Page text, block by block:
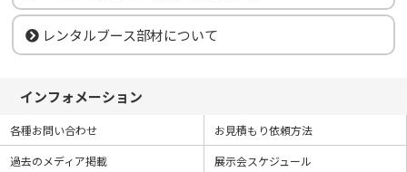
レンタルブース部材について
インフォメーション
各種お問い合わせ
お見積もり依頼方法
過去のメディア掲載
展示会スケジュール